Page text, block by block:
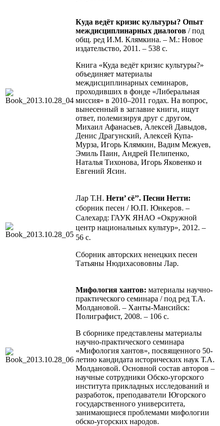
Куда ведёт кризис культуры? Опыт
междисциплинарных диалогов / под
общ. ред И.М. Клямкина. – М.: Новое
издательство, 2011. – 538 с.
Книга «Куда ведёт кризис культуры?»
объединяет материалы
междисциплинарных семинаров,
проходивших в фонде «Либеральная
миссия» в 2010–2011 годах. На вопрос,
вынесенный в заглавие книги, ищут
ответ, полемизируя друг с другом,
Михаил Афанасьев, Алексей Давыдов,
Денис Драгунский, Алексей Купа-
Мурза, Игорь Клямкин, Вадим Межуев,
Эмиль Паин, Андрей Пелипенко,
Наталья Тихонова, Игорь Яковенко и
Евгений Ясин.
Лар Т.Н. Нети’ сё’’. Песни Нетти:
сборник песен / Ю.П. Юнкеров. –
Салехард: ГАУК ЯНАО «Окружной
центр национальных культур», 2012. –
56 с.
Сборник авторских ненецких песен
Татьяны Нюдихасововны Лар.
Мифология хантов: материалы научно-
практического семинара / под ред Т.А.
Молдановой. – Ханты-Мансийск:
Полиграфист, 2008. – 106 с.
В сборнике представлены материалы
научно-практического семинара
«Мифология хантов», посвященного 50-
летию кандидата исторических наук Т.А.
Молдановой. Основной состав авторов –
научные сотрудники Обско-угорского
института прикладных исследований и
разработок, преподаватели Югорского
государственного университета,
занимающиеся проблемами мифологии
обско-угорских народов.